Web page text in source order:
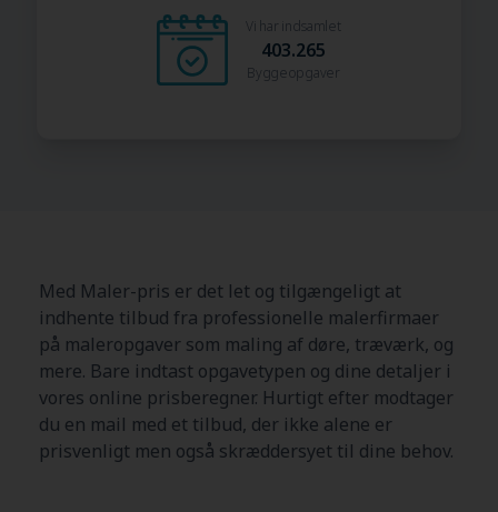
Vi har indsamlet
403.265
Byggeopgaver
Med Maler-pris er det let og tilgængeligt at
indhente tilbud fra professionelle malerfirmaer
på maleropgaver som maling af døre, træværk, og
mere. Bare indtast opgavetypen og dine detaljer i
vores online prisberegner. Hurtigt efter modtager
du en mail med et tilbud, der ikke alene er
prisvenligt men også skræddersyet til dine behov.